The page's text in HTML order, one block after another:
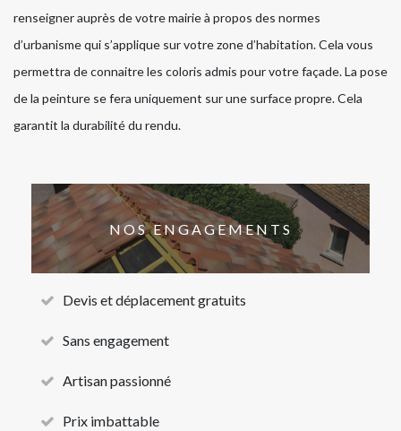
renseigner auprès de votre mairie à propos des normes
d’urbanisme qui s’applique sur votre zone d’habitation. Cela vous
permettra de connaitre les coloris admis pour votre façade. La pose
de la peinture se fera uniquement sur une surface propre. Cela
garantit la durabilité du rendu.
NOS ENGAGEMENTS
Devis et déplacement gratuits
Sans engagement
Artisan passionné
Prix imbattable